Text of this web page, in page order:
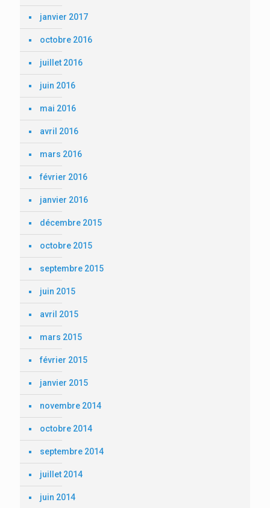
janvier 2017
octobre 2016
juillet 2016
juin 2016
mai 2016
avril 2016
mars 2016
février 2016
janvier 2016
décembre 2015
octobre 2015
septembre 2015
juin 2015
avril 2015
mars 2015
février 2015
janvier 2015
novembre 2014
octobre 2014
septembre 2014
juillet 2014
juin 2014